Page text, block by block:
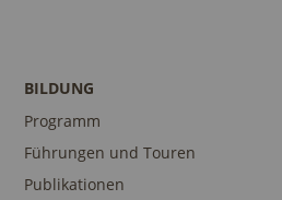
BILDUNG
Programm
Führungen und Touren
Publikationen